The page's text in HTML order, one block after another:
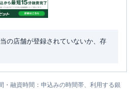
の店舗が登録されていないか、存
・融資時間：申込みの時間帯、利用する銀